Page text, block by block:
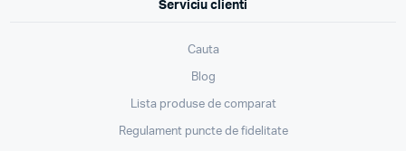
Serviciu clienti
Cauta
Blog
Lista produse de comparat
Regulament puncte de fidelitate